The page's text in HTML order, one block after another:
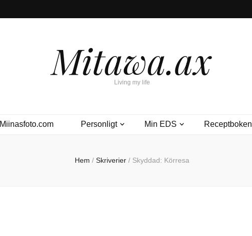
Mitawa.ax
Living my life
Miinasfoto.com Personligt Min EDS Receptboken
Hem / Skriverier / Skyddad: Körresa